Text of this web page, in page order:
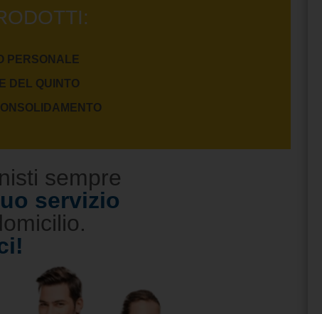
PERSONALE
DEL QUINTO
sempre
servizio